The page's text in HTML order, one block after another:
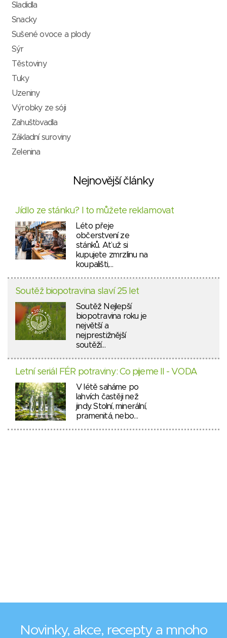
Sladidla
Snacky
Sušené ovoce a plody
Sýr
Těstoviny
Tuky
Uzeniny
Výrobky ze sóji
Zahušťovadla
Základní suroviny
Zelenina
Nejnovější články
Jídlo ze stánku? I to můžete reklamovat
Léto přeje
občerstvení ze
stánků. Ať už si
kupujete zmrzlinu na
koupališti,…
Soutěž biopotravina slaví 25 let
Soutěž Nejlepší
biopotravina roku je
největší a
nejprestižnější
soutěží…
Letní seriál FÉR potraviny: Co pijeme II - VODA
V létě saháme po
lahvích častěji než
jindy. Stolní, minerální,
pramenitá, nebo…
Novinky, akce, recepty a mnoho